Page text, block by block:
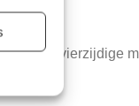
kern en vierzijdige